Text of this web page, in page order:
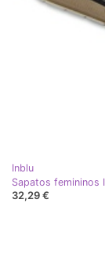
Inblu
Sapatos femininos
32,29 €